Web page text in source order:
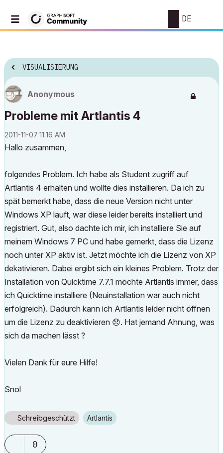
DE
VISUALISIERUNG
Anonymous
Probleme mit Artlantis 4
‎2011-11-07 11:16 AM
Hallo zusammen,
folgendes Problem. Ich habe als Student zugriff auf
Artlantis 4 erhalten und wollte dies installieren. Da ich zu
spät bemerkt habe, dass die neue Version nicht unter
Windows XP läuft, war diese leider bereits installiert und
registriert. Gut, also dachte ich mir, ich installiere Sie auf
meinem Windows 7 PC und habe gemerkt, dass die Lizenz
noch unter XP aktiv ist. Jetzt möchte ich die Lizenz von XP
dekativieren. Dabei ergibt sich ein kleines Problem. Trotz der
Installation von Quicktime 7.7.1 möchte Artlantis immer, dass
ich Quicktime installiere (Neuinstallation war auch nicht
erfolgreich). Dadurch kann ich Artlantis leider nicht öffnen
um die Lizenz zu deaktivieren 😞. Hat jemand Ahnung, was
sich da machen lässt ?
Vielen Dank für eure Hilfe!
Snol
Schreibgeschützt Artlantis
0